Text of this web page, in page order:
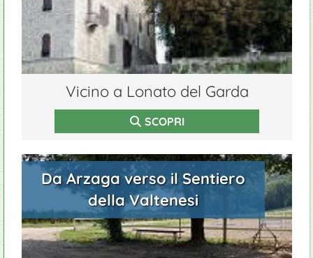
Vicino a Lonato del Garda
SCOPRI
Da Arzaga verso il Sentiero
della Valtenesi